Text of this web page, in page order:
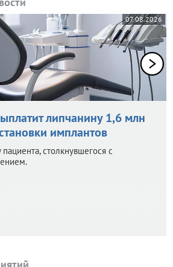
07.08.2026
липчанину 1,6 млн
имплантов
столкнувшегося с